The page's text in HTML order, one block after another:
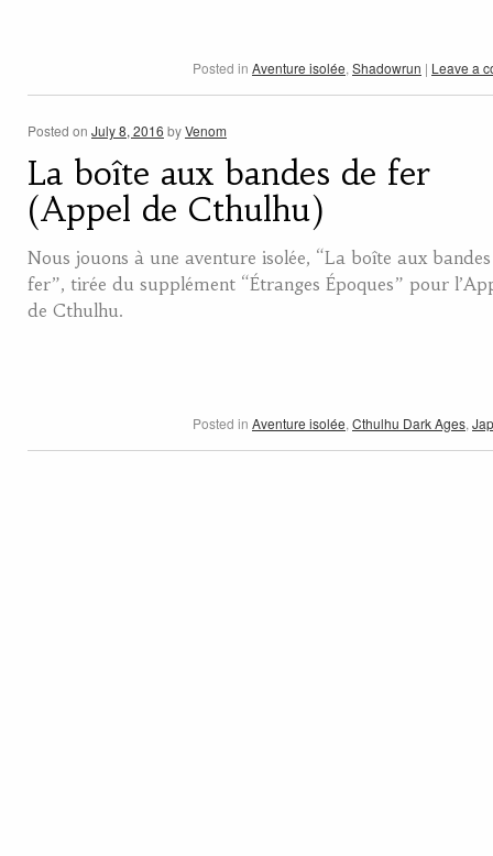
Posted in Aventure isolée, Shadowrun | Leave a
Posted on July 8, 2016 byVenom
La boîte aux bandes de fer
(Appel de Cthulhu)
Nous jouons à une aventure isolée, “La boîte aux
fer”, tirée du supplément “Étranges Époques” pour
de Cthulhu.
Posted in Aventure isolée, Cthulhu Dark Ages,